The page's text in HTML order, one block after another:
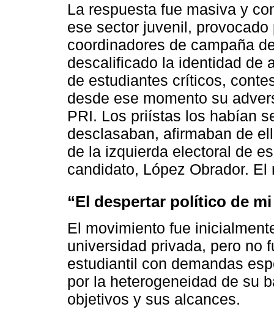
La respuesta fue masiva y
ese sector juvenil,
coordinadores de campaña
descalificado la identidad de
de estudiantes críticos,
desde ese momento su
PRI. Los priístas los habían
desclasaban, afirmaban de
de la izquierda electoral de
candidato, López Obrador.
“El despertar político de
El movimiento fue
universidad privada, pero no
estudiantil con demandas
por la heterogeneidad de su
objetivos y sus alcances.